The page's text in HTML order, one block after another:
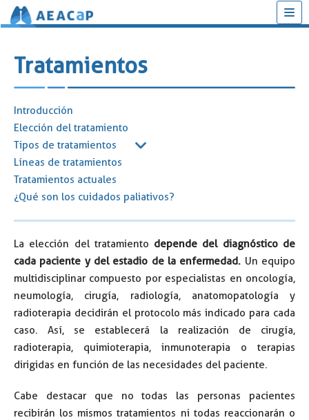
al
contenido
Tratamientos
Introducción
Elección del tratamiento
Tipos de tratamientos
Cirugía
Quimioterapia
Radioterapia
Líneas de tratamientos
Tratamientos actuales
¿Qué son los cuidados paliativos?
Introducción
La elección del tratamiento depende del diagnóstico de
cada paciente y del estadio de la enfermedad. Un equipo
multidisciplinar compuesto por especialistas en oncología,
neumología, cirugía, radiología, anatomopatología y
radioterapia decidirán el protocolo más indicado para cada
caso. Así, se establecerá la realización de cirugía,
radioterapia, quimioterapia, inmunoterapia o terapias
dirigidas en función de las necesidades del paciente.
Cabe destacar que no todas las personas pacientes
recibirán los mismos tratamientos ni todas reaccionarán o